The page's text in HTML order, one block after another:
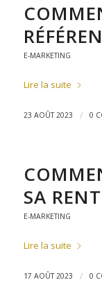
E-MARKETING
Lire la suite
23 AOÛT 2023 / 0
SA
E-MARKETING
Lire la suite
17 AOÛT 2023 / 0